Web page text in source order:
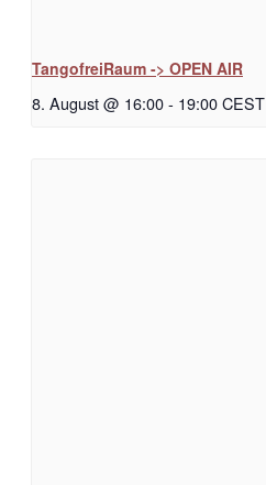
TangofreiRaum -> OPEN AIR
8. August @ 16:00- 19:00CEST